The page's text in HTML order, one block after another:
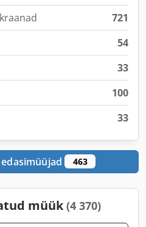
721
54
33
100
33
edasimüüjad 463
müük (4 370)